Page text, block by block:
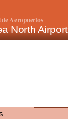
Aeropuertos
North